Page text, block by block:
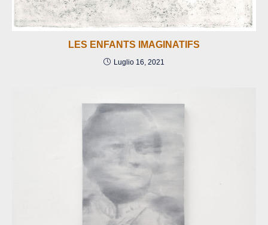
LES ENFANTS IMAGINATIFS
Luglio 16, 2021